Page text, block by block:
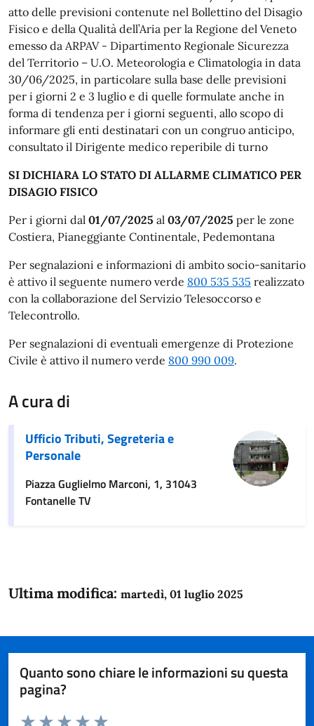
atto delle previsioni contenute nel Bollettino del Disagio
Fisico e della Qualità dell’Aria per la Regione del Veneto
emesso da ARPAV - Dipartimento Regionale Sicurezza
del Territorio – U.O. Meteorologia e Climatologia in data
30/06/2025, in particolare sulla base delle previsioni
per i giorni 2 e 3 luglio e di quelle formulate anche in
forma di tendenza per i giorni seguenti, allo scopo di
informare gli enti destinatari con un congruo anticipo,
consultato il Dirigente medico reperibile di turno
SI DICHIARA LO STATO DI ALLARME CLIMATICO PER
DISAGIO FISICO
Per i giorni dal 01/07/2025 al 03/07/2025 per le zone
Costiera, Pianeggiante Continentale, Pedemontana
Per segnalazioni e informazioni di ambito socio-sanitario
è attivo il seguente numero verde 800 535 535 realizzato
con la collaborazione del Servizio Telesoccorso e
Telecontrollo.
Per segnalazioni di eventuali emergenze di Protezione
Civile è attivo il numero verde 800 990 009.
A cura di
Ufficio Tributi, Segreteria e
Personale
Piazza Guglielmo Marconi, 1, 31043
Fontanelle TV
Ultima modifica: martedì, 01 luglio 2025
Quanto sono chiare le informazioni su questa
pagina?
Domanda
Valuta da 1 a 5 stelle la pagina